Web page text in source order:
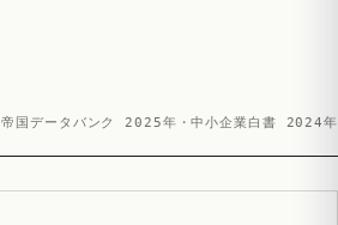
帝国データバンク 2025年・中小企業白書 2024年